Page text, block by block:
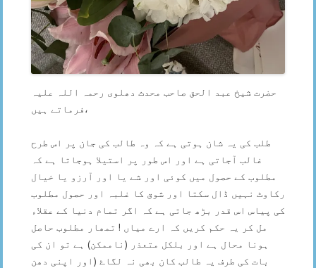
حضرت شیخ عبد الحق صاحب محدث دھلوی رحمہ اللہ علیہ
فرماتے ہیں،
طلب کی یہ شان ہوتی ہے کہ وہ طالب کی جان پر اس طرح
غالب آجاتی ہے اور اس طور پر استیلا ہوجاتا ہے کہ
مطلوب کے حصول میں کوئی اور شے یا اور آرزو یا خیال
رکاوٹ نہیں ڈال سکتا اور شوق کا غلبہ اور حصول مطلوب
کی پیاس اس قدر بڑھ جاتی ہے کہ اگر تمام دنیا کے عقلاء
مل کر یہ حکم کریں کہ ارے میاں ! تمھار مطلوب حاصل
ہونا محال ہے اور بلکل متعذر (ناممکن) ہے تو ان کی
بات کی طرف یہ طالب کان بھی نہ لگاۓ (اور اپنی دھن